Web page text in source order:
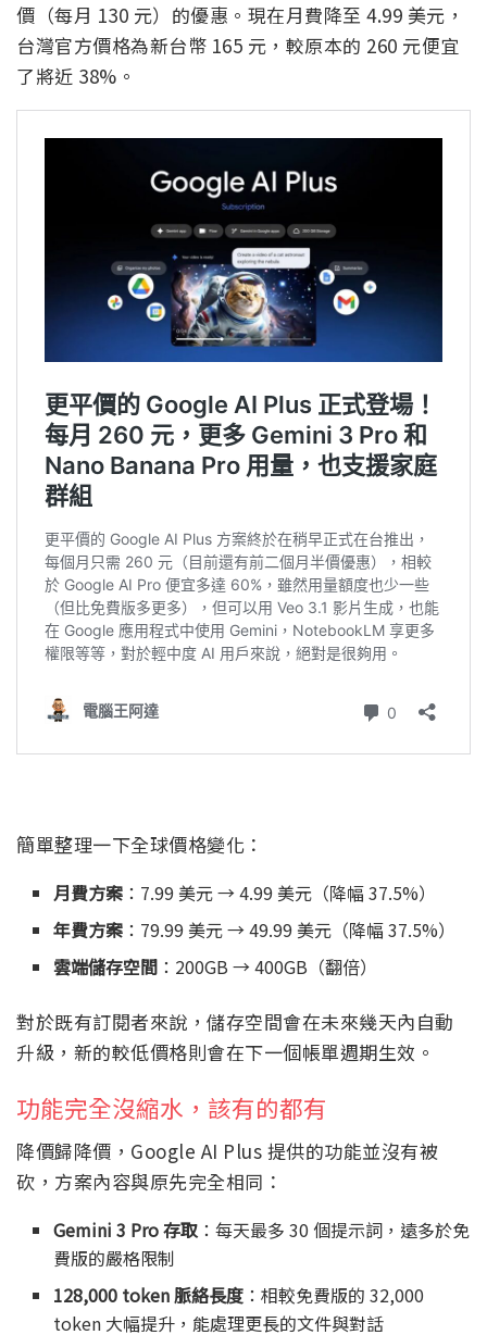
價（每月 130 元）的優惠。現在月費降至 4.99 美元，
台灣官方價格為新台幣 165 元，較原本的 260 元便宜
了將近 38%。
簡單整理一下全球價格變化：
月費方案 ：7.99 美元 → 4.99 美元（降幅 37.5%）
年費方案 ：79.99 美元 → 49.99 美元（降幅 37.5%）
雲端儲存空間 ：200GB → 400GB（翻倍）
對於既有訂閱者來說，儲存空間會在未來幾天內自動
升級，新的較低價格則會在下一個帳單週期生效。
功能完全沒縮水，該有的都有
降價歸降價，Google AI Plus 提供的功能並沒有被
砍，方案內容與原先完全相同：
Gemini 3 Pro 存取 ：每天最多 30 個提示詞，遠多於免
費版的嚴格限制
128,000 token 脈絡長度 ：相較免費版的 32,000
token 大幅提升，能處理更長的文件與對話